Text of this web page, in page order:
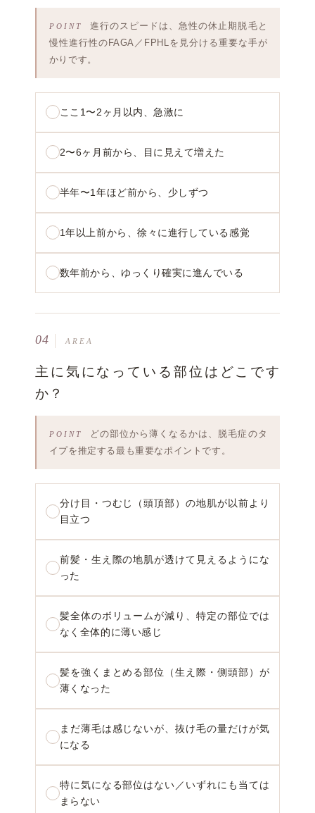
進行のスピードは、急性の休止期脱毛と
慢性進行性のFAGA／FPHLを見分ける重要な手が
かりです。
ここ1〜2ヶ月以内、急激に
2〜6ヶ月前から、目に見えて増えた
半年〜1年ほど前から、少しずつ
1年以上前から、徐々に進行している感覚
数年前から、ゆっくり確実に進んでいる
04 AREA
主に気になっている部位はどこです
か？
どの部位から薄くなるかは、脱毛症のタ
イプを推定する最も重要なポイントです。
分け目・つむじ（頭頂部）の地肌が以前より
目立つ
前髪・生え際の地肌が透けて見えるようにな
った
髪全体のボリュームが減り、特定の部位では
なく全体的に薄い感じ
髪を強くまとめる部位（生え際・側頭部）が
薄くなった
まだ薄毛は感じないが、抜け毛の量だけが気
になる
特に気になる部位はない／いずれにも当ては
まらない